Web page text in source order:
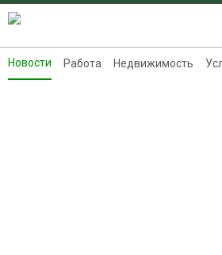
Новости
Новости Работа Недвижимость